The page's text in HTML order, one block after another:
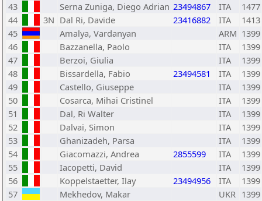
43
Serna Zuniga, Diego Adrian 23494867 ITA
1477
44
3N Dal Ri, Davide 23416882 ITA
1413
45
Amalya, Vardanyan ARM 1399
46
Bazzanella, Paolo ITA
1399
47
Berzoi, Giulia ITA
1399
48
Bissardella, Fabio 23494581 ITA
1399
49
Castello, Giuseppe ITA
1399
50
Cosarca, Mihai Cristinel ITA
1399
51
Dal, Ri Walter ITA
1399
52
Dalvai, Simon ITA
1399
53
Ghanizadeh, Parsa ITA
1399
54
Giacomazzi, Andrea 2855599 ITA
1399
55
Iacopetti, David ITA
1399
56
Koppelstaetter, Ilay 23494956 ITA
1399
57
Mekhedov, Makar UKR 1399